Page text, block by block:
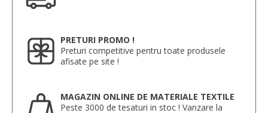
PRETURI PROMO !
Preturi competitive pentru toate produsele
afisate pe site !
MAGAZIN ONLINE DE MATERIALE TEXTILE
Peste 3000 de tesaturi in stoc ! Vanzare la